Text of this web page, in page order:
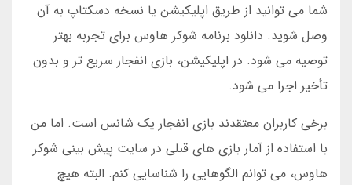
شما می توانید از طریق اپلیکیشن یا نسخه دسکتاپ به آن
وصل شوید. دانلود برنامه شوکر هاوس برای تجربه بهتر
توصیه می شود. در اپلیکیشن، بازی انفجار سریع تر و بدون
تأخیر اجرا می شود.
برخی کاربران معتقدند بازی انفجار یک شانس است. اما من
با استفاده از آمار بازی های قبلی در سایت پیش بینی شوکر
هاوس، می توانم الگوهایی را شناسایی کنم. البته هیچ